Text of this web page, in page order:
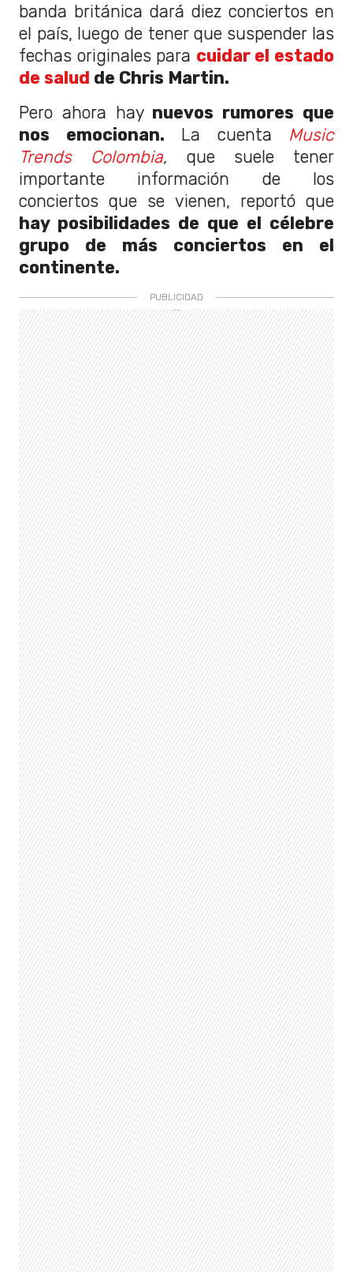
banda británica dará diez conciertos en
el país, luego de tener que suspender las
fechas originales para cuidar el estado
de salud de Chris Martin.
Pero ahora hay nuevos rumores que
nos emocionan. La cuenta Music
Trends Colombia, que suele tener
importante información de los
conciertos que se vienen, reportó que
hay posibilidades de que el célebre
grupo de más conciertos en el
continente.